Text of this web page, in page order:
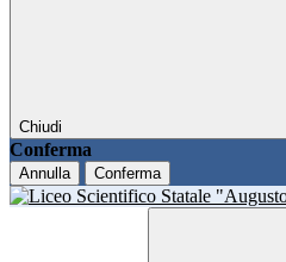
Chiudi
Conferma
Annulla Conferma